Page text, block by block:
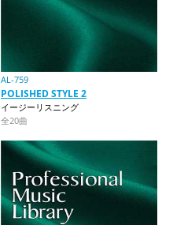
AL-759
POLISHED STYLE 2
イージーリスニング
全20曲